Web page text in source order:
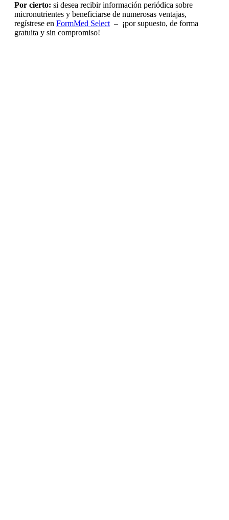
Por cierto: si desea recibir información periódica sobre
micronutrientes y beneficiarse de numerosas ventajas,
regístrese en FormMed Select – ¡por supuesto, de forma
gratuita y sin compromiso!